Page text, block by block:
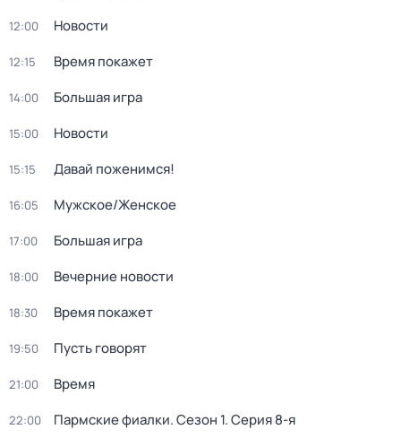
12:00 Новости
12:15 Время покажет
14:00 Большая игра
15:00 Новости
15:15 Давай поженимся!
16:05 Мужское/Женское
17:00 Большая игра
18:00 Вечерние новости
18:30 Время покажет
19:50 Пусть говорят
21:00 Время
22:00 Пармские фиалки. Сезон 1. Серия 8-я